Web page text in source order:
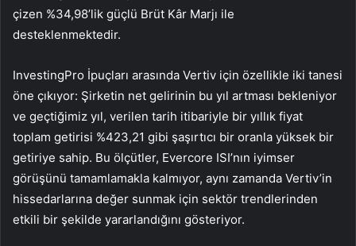
çizen %34,98’lik güçlü Brüt Kâr Marjı ile
desteklenmektedir.
InvestingPro İpuçları arasında Vertiv için özellikle iki tanesi
öne çıkıyor: Şirketin net gelirinin bu yıl artması bekleniyor
ve geçtiğimiz yıl, verilen tarih itibariyle bir yıllık fiyat
toplam getirisi %423,21 gibi şaşırtıcı bir oranla yüksek bir
getiriye sahip. Bu ölçütler, Evercore ISI’nın iyimser
görüşünü tamamlamakla kalmıyor, aynı zamanda Vertiv’in
hissedarlarına değer sunmak için sektör trendlerinden
etkili bir şekilde yararlandığını gösteriyor.